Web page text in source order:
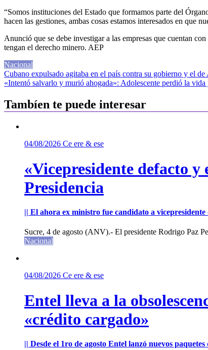
“Somos instituciones del Estado que formamos parte del
hacen las gestiones, ambas cosas estamos interesados en que
Anunció que se debe investigar a las empresas que cuentan
tengan el derecho minero. AEP
Nacional
Navegación
de
entradas
Cubano expulsado agitaba en el país contra su gobierno y el de
«Intentó salvarlo y murió ahogada»: Adolescente perdió la
Tambíen te puede interesar
04/08/2026 Ce ere & ese
«Vicepresidente defacto
Presidencia
|| El ahora ex ministro fue candidato a
Sucre, 4 de agosto (ANV).- El presidente Rodrigo Paz
Nacional
04/08/2026 Ce ere & ese
Entel lleva a la
«crédito cargado»
|| Desde el 1ro de agosto Entel lanzó nuevos